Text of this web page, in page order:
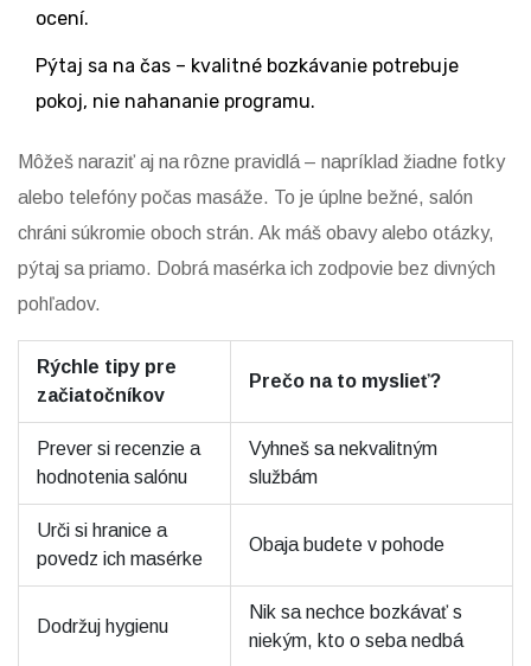
ocení.
Pýtaj sa na čas – kvalitné bozkávanie potrebuje
pokoj, nie nahananie programu.
Môžeš naraziť aj na rôzne pravidlá – napríklad žiadne fotky
alebo telefóny počas masáže. To je úplne bežné, salón
chráni súkromie oboch strán. Ak máš obavy alebo otázky,
pýtaj sa priamo. Dobrá masérka ich zodpovie bez divných
pohľadov.
Rýchle tipy pre
začiatočníkov
Prečo na to myslieť?
Prever si recenzie a
hodnotenia salónu
Vyhneš sa nekvalitným
službám
Urči si hranice a
povedz ich masérke
Obaja budete v pohode
Dodržuj hygienu
Nik sa nechce bozkávať s
niekým, kto o seba nedbá